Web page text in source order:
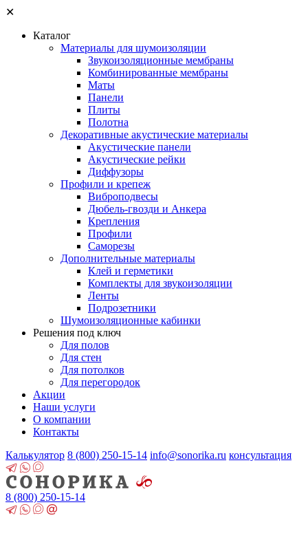
✕
Каталог
Материалы для шумоизоляции
Звукоизоляционные мембраны
Комбинированные мембраны
Маты
Панели
Плиты
Полотна
Декоративные акустические материалы
Акустические панели
Акустические рейки
Диффузоры
Профили и крепеж
Виброподвесы
Дюбель-гвозди и Анкера
Крепления
Профили
Саморезы
Дополнительные материалы
Клей и герметики
Комплекты для звукоизоляции
Ленты
Подрозетники
Шумоизоляционные кабинки
Решения под ключ
Для полов
Для стен
Для потолков
Для перегородок
Акции
Наши услуги
О компании
Контакты
Калькулятор 8 (800) 250-15-14 info@sonorika.ru консультация
8 (800) 250-15-14